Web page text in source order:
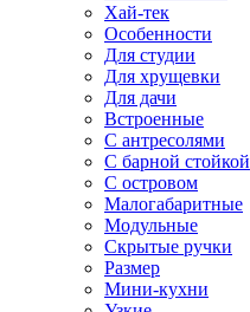
Хай-тек
Особенности
Для студии
Для хрущевки
Для дачи
Встроенные
С антресолями
С барной стойкой
С островом
Малогабаритные
Модульные
Скрытые ручки
Размер
Мини-кухни